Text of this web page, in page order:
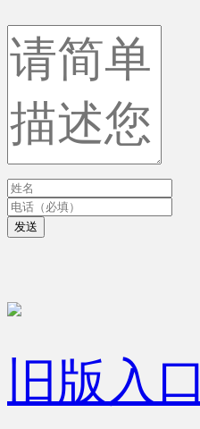
发送
旧版入口